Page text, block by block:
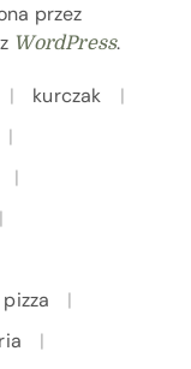
przez
WordPress.
kurczak
pizza